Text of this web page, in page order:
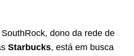
dono da rede de
Starbucks, está em busca